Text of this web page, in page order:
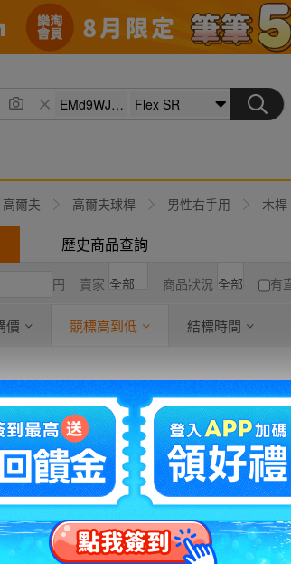
高爾夫 高爾夫球桿 男性右手用 木桿
歷史商品查詢
円 賣家 商品狀況 有
價 競標高到低 結標時間
飛距離抜群！振り抜き最高で曲がらない！短尺
ー仕様 ミズノ 300SⅡ COR 10度 43.5in C3
ハドラス
更多此賣家商品